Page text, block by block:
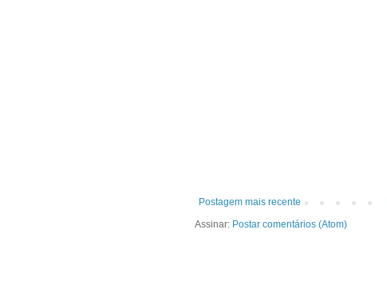
Postagem mais recente
Assinar: Postar comentários (Atom)